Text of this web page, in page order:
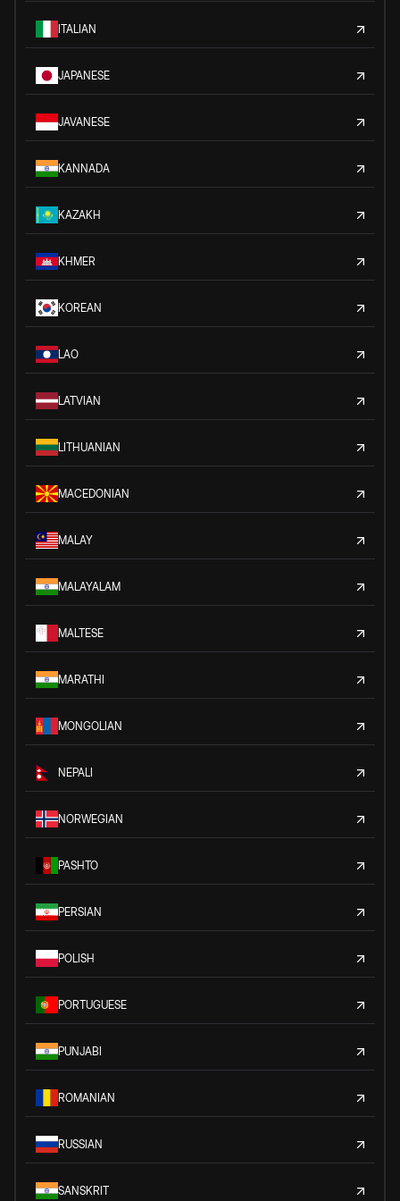
ITALIAN
JAPANESE
JAVANESE
KANNADA
KAZAKH
KHMER
KOREAN
LAO
LATVIAN
LITHUANIAN
MACEDONIAN
MALAY
MALAYALAM
MALTESE
MARATHI
MONGOLIAN
NEPALI
NORWEGIAN
PASHTO
PERSIAN
POLISH
PORTUGUESE
PUNJABI
ROMANIAN
RUSSIAN
SANSKRIT